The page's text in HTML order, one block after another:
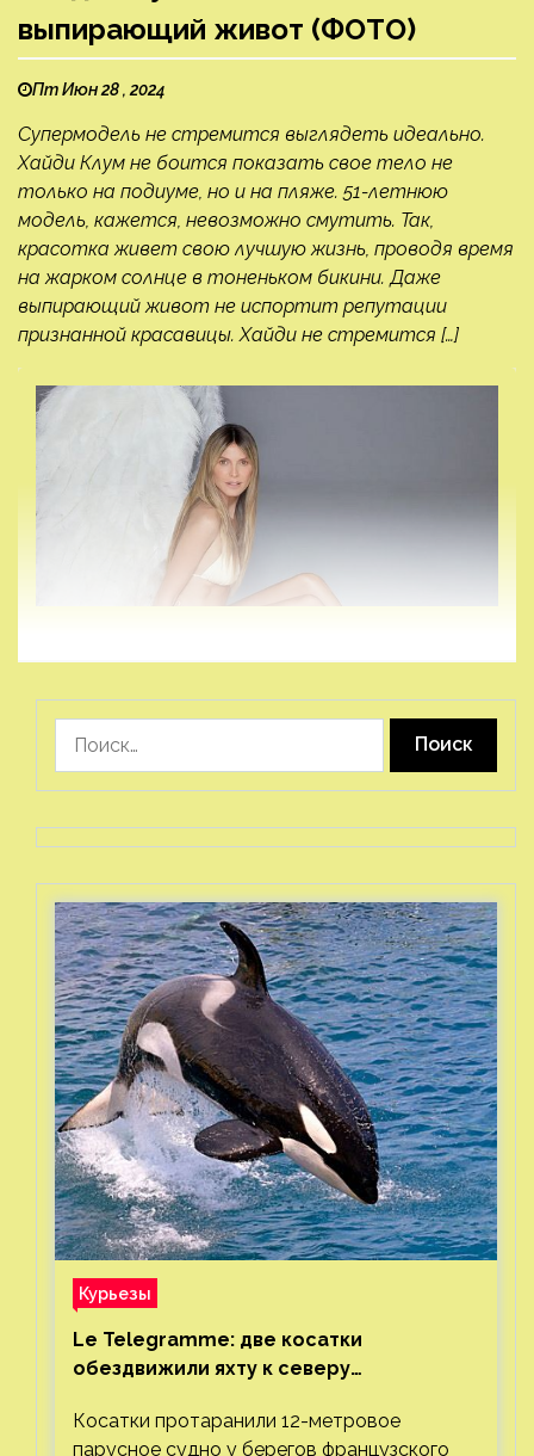
выпирающий живот (ФОТО)
Пт Июн 28 , 2024
Супермодель не стремится выглядеть идеально.
Хайди Клум не боится показать свое тело не
только на подиуме, но и на пляже. 51-летнюю
модель, кажется, невозможно смутить. Так,
красотка живет свою лучшую жизнь, проводя время
на жарком солнце в тоненьком бикини. Даже
выпирающий живот не испортит репутации
признанной красавицы. Хайди не стремится […]
Курьезы
Le Telegramme: две косатки
обездвижили яхту к северу
Косатки протаранили 12-метровое
парусное судно у берегов французского